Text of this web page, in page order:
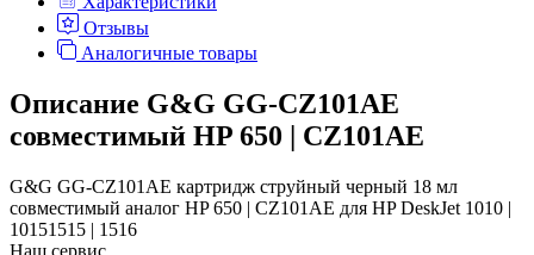
Отзывы
Аналогичные товары
Описание G&G GG-CZ101AE
совместимый HP 650 | CZ101AE
G&G GG-CZ101AE картридж струйный черный 18 мл
совместимый аналог HP 650 | CZ101AE для HP DeskJet 1010 |
10151515 | 1516
Наш сервис